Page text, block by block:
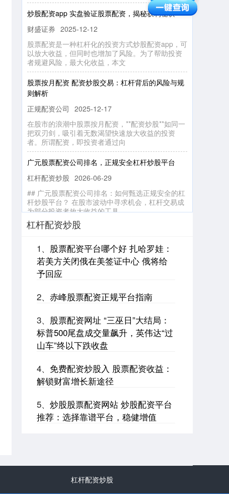
财盛证券 2025-12-12
股票配资是一种杠杆化的投资方式炒股配资app，可
以放大收益，但同时也增加了风险。为了帮助投资
者规避风险，最大化收益，本文
股票按月配资 配资炒股交易：杠杆背后的风险与规
则解析
正规配资公司
在股市的浪潮中股票按月配资，**配资炒股**如同一
把双刃剑，吸引着无数渴望快速放大收益的投资
者。所谓配资，即投资者通过向
广元股票配资公司排名，正规安全杠杆炒股平台
杠杆配资炒股 2026-06-29
## 广元股票配资公司排名：如何甄选正规安全的杠
杆炒股平台？ 在股市波动中寻求机会，杠杆交易成
为部分投资者放大收益的工具
证券公司能炒股吗 南宁股票配资公司：助力投资，
实现财富梦想
正规配资公司 2025-03-19
在当今快节奏的金融市场中，股票配资已成为投资
者实现财富梦想的有力工具。南宁股票配资公司应
运而生，为投资者提供专业的配资服
杠杆配资炒股
1、 股票配资平台哪个好 扎哈罗娃：
若美方关闭俄在美签证中心 俄将给
予回应
2、 赤峰股票配资正规平台指南
3、 股票配资网址 “三巫日”大结局：
标普500尾盘成交量飙升，英伟达“过
山车”终以下跌收盘
4、 免费配资炒股入 股票配资收益：
解锁财富增长新途径
5、 炒股股票配资网站 炒股配资平台
推荐：选择靠谱平台，稳健增值
杠杆配资炒股